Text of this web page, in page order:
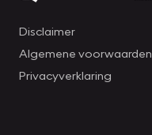
Disclaimer
Algemene voorwaarden
Privacyverklaring